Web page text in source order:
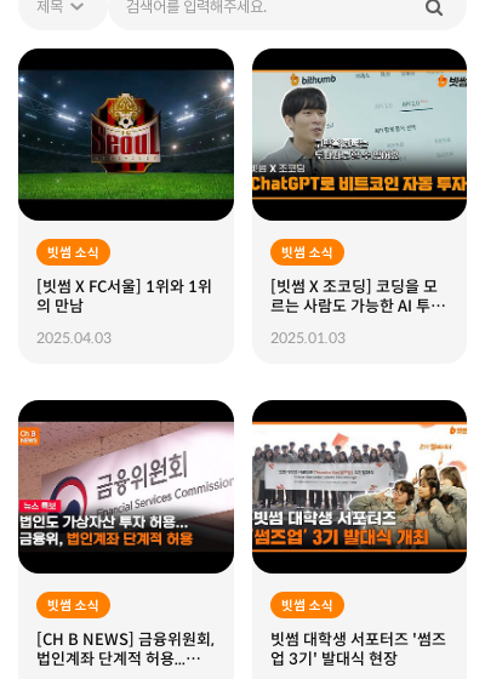
빗썸 소식
[빗썸 X FC서울] 1위와 1위
의 만남
2025.04.03
빗썸 소식
[빗썸 X 조코딩] 코딩을 모
르는 사람도 가능한 AI 투자
2025.01.03
빗썸 소식
[CH B NEWS] 금융위원회,
법인계좌 단계적 허용...법인
빗썸 소식
빗썸 대학생 서포터즈 '썸즈
업 3기' 발대식 현장